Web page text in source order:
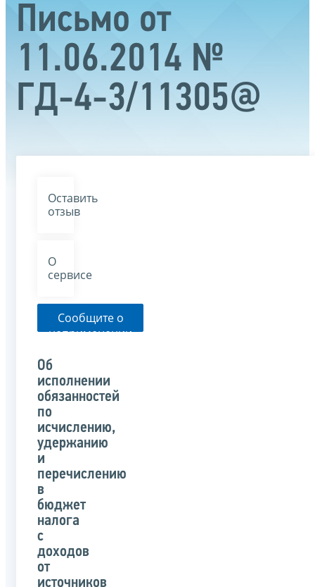
Письмо от
11.06.2014 №
ГД-4-3/11305@
Оставить
отзыв
О
сервисе
Сообщите о
неприменении
указанного
письма
Об
исполнении
обязанностей
по
исчислению,
удержанию
и
перечислению
в
бюджет
налога
с
доходов
от
источников